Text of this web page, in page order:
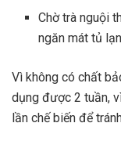
Chờ trà nguội
ngăn mát tủ
Vì không có chất
dụng được 2 tuần,
lần chế biến để